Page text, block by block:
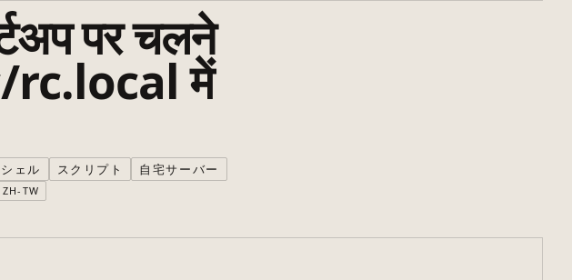
पर चलने
rc.local में
シェル スクリプト
自宅サーバー
ZH-TW